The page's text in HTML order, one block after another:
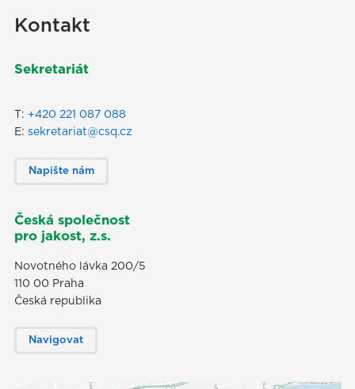
Kontakt
Sekretariát
T: +420 221 087 088
E: sekretariat@csq.cz
Napište nám
Česká společnost
pro jakost, z.s.
Novotného lávka 200/5
110 00 Praha
Česká republika
Navigovat